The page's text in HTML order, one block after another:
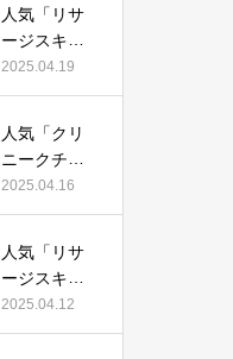
コミを検
証！
リーム」っ
て本当にお
すすめ？美
実際使用し
て口コミを
検証！
人気「リサ
ージスキン
メインテナ
イザーD
当におすす
め？美容マ
ニアの私が
て、口コミ
を検証！
2025.04.19
人気「クリ
ニークチー
クポップ」
って本当に
美容マニア
が実際使用
して口コミ
2025.04.16
人気「リサ
ージスキン
チェンジク
リーム」っ
2025.04.12